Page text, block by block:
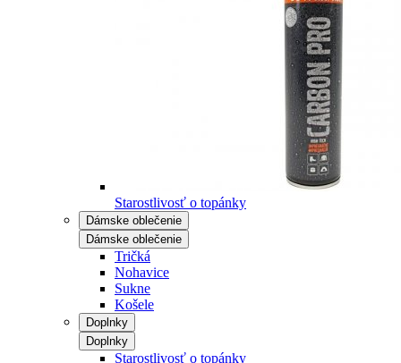
Starostlivosť o topánky
Dámske oblečenie
Dámske oblečenie
Tričká
Nohavice
Sukne
Košele
Doplnky
Doplnky
Starostlivosť o topánky